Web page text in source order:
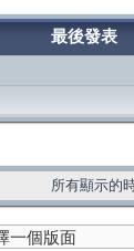
最後發表
所有顯示的